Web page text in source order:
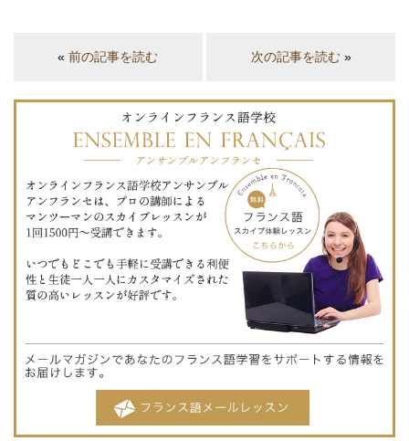
«前の記事を読む 次の記事を読む»